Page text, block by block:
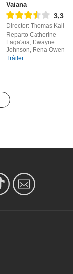
Vaiana
3,3
Director: Thomas Kail
Reparto Catherine
Laga'aia, Dwayne
Johnson, Rena Owen
Tráiler